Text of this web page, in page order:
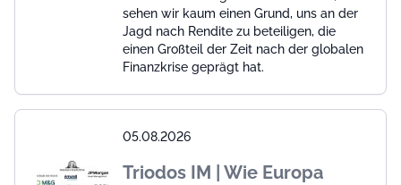
sehen wir kaum einen Grund, uns an der
Jagd nach Rendite zu beteiligen, die
einen Großteil der Zeit nach der globalen
Finanzkrise geprägt hat.
05.08.2026
Triodos IM | Wie Europa